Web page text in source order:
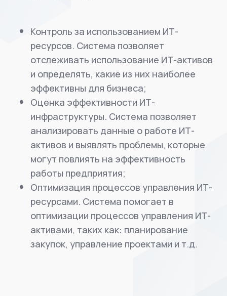
Контроль за использованием ИТ-
ресурсов. Система позволяет
отслеживать использование ИТ-активов
и определять, какие из них наиболее
эффективны для бизнеса;
Оценка эффективности ИТ-
инфраструктуры. Система позволяет
анализировать данные о работе ИТ-
активов и выявлять проблемы, которые
могут повлиять на эффективность
работы предприятия;
Оптимизация процессов управления ИТ-
ресурсами. Система помогает в
оптимизации процессов управления ИТ-
активами, таких как: планирование
закупок, управление проектами и т.д.